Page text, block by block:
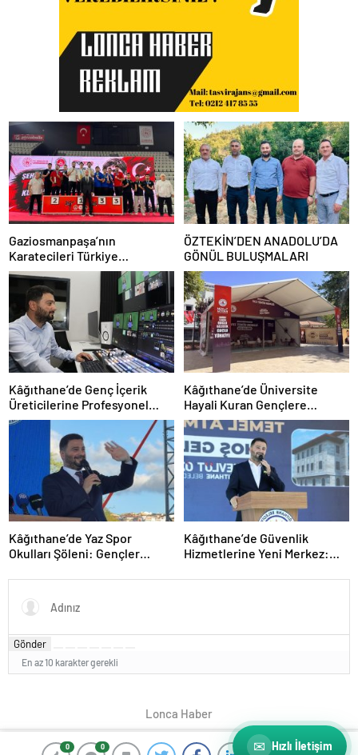
0 0
Gaziosmanpaşa’nın
Karatecileri Türkiye
Şampiyonası’nda Kürsüyü
Bırakmadı
ÖZTEKİN’DEN ANADOLU’DA
GÖNÜL BULUŞMALARI
Kâğıthane’de Genç İçerik
Üreticilerine Profesyonel
Stüdyo Desteği
Kâğıthane’de Üniversite
Hayali Kuran Gençlere
Ücretsiz Tercih Rehberliği
Kâğıthane’de Yaz Spor
Okulları Şöleni: Gençler
Kâğıthane’de Güvenlik
Hizmetlerine Yeni Merkez:
Temeli Atıldı
Gönder
En az 10 karakter gerekli
Lonca Haber
✉ Hızlı İletişim